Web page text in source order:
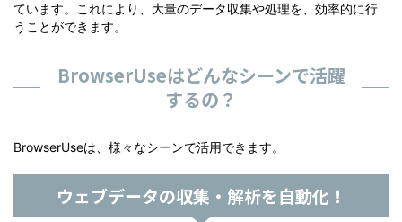
ています。これにより、大量のデータ収集や処理を、効率的に行
うことができます。
BrowserUseはどんなシーンで活躍
するの？
BrowserUseは、様々なシーンで活用できます。
ウェブデータの収集・解析を自動化！